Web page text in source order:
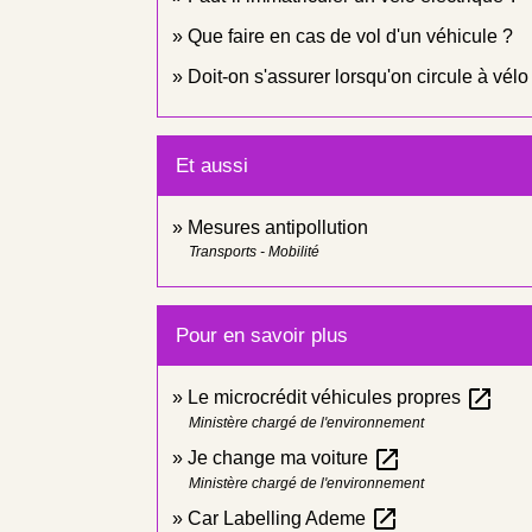
Que faire en cas de vol d'un véhicule ?
Doit-on s'assurer lorsqu'on circule à vélo
Et aussi
Mesures antipollution
Transports - Mobilité
Pour en savoir plus
Le microcrédit véhicules propres open_in_new
Ministère chargé de l'environnement
Je change ma voiture open_in_new
Ministère chargé de l'environnement
Car Labelling Ademe open_in_new